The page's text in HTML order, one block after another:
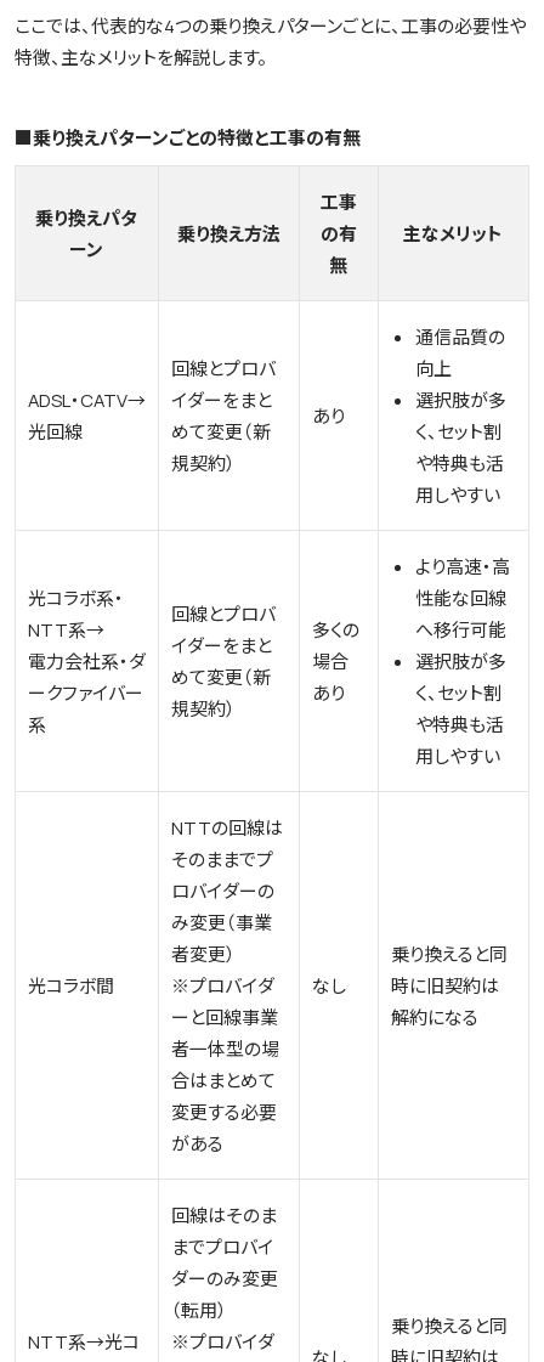
ここでは、代表的な4つの乗り換えパターンごとに、工事の必要性や
特徴、主なメリットを解説します。
■乗り換えパターンごとの特徴と工事の有無
乗り換えパタ
ーン
乗り換え方法
工事
の有
無
主なメリット
ADSL・CATV→
光回線
回線とプロバ
イダーをまと
めて変更（新
規契約）
あり
通信品質の
向上
選択肢が多
く、セット割
や特典も活
用しやすい
光コラボ系・
NTT系→
電力会社系・ダ
ークファイバー
系
回線とプロバ
イダーをまと
めて変更（新
規契約）
多くの
場合
あり
より高速・高
性能な回線
へ移行可能
選択肢が多
く、セット割
や特典も活
用しやすい
光コラボ間
NTTの回線は
そのままでプ
ロバイダーの
み変更（事業
者変更）
※プロバイダ
ーと回線事業
者一体型の場
合はまとめて
変更する必要
がある
なし
乗り換えると同
時に旧契約は
解約になる
NTT系→光コ
回線はそのま
までプロバイ
ダーのみ変更
（転用）
※プロバイダ
乗り換えると同